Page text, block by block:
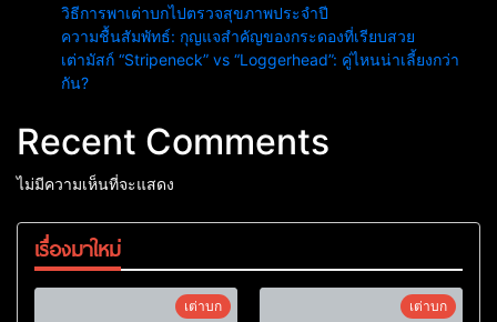
วิธีการพาเต่าบกไปตรวจสุขภาพประจำปี
ความชื้นสัมพัทธ์: กุญแจสำคัญของกระดองที่เรียบสวย
เต่ามัสก์ “Stripeneck” vs “Loggerhead”: คู่ไหนน่าเลี้ยงกว่า
กัน?
Recent Comments
ไม่มีความเห็นที่จะแสดง
เรื่องมาใหม่
เต่าบก เต่าบก